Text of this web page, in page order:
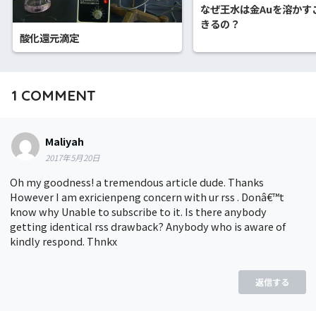
酸化還元滴定
なぜ王水は金Auを溶かす
きるの？
1 COMMENT
Maliyah
2017年5月20日
Oh my goodness! a tremendous article dude. Thanks
However I am exricienpeng concern with ur rss . Donâ€™t
know why Unable to subscribe to it. Is there anybody
getting identical rss drawback? Anybody who is aware of
kindly respond. Thnkx
返信する